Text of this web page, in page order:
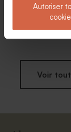
Autoriser
Sticker naissance
Voir